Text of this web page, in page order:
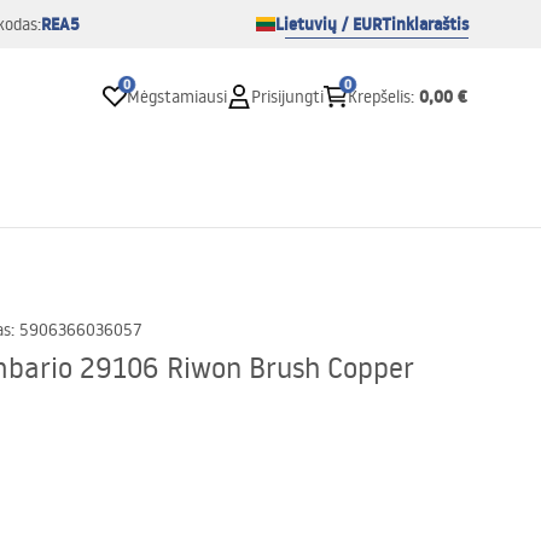
REA5 Lietuvių / EURTinklaraštis
0
Mėgstamiausi Prisijungti
0
Krepšelis: 0,00 €
: 5906366036057
29106 Riwon Brush Copper